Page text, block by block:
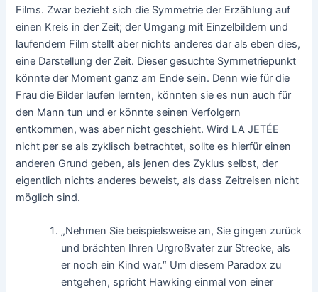
Films. Zwar bezieht sich die Symmetrie der Erzählung auf
einen Kreis in der Zeit; der Umgang mit Einzelbildern und
laufendem Film stellt aber nichts anderes dar als eben dies,
eine Darstellung der Zeit. Dieser gesuchte Symmetriepunkt
könnte der Moment ganz am Ende sein. Denn wie für die
Frau die Bilder laufen lernten, könnten sie es nun auch für
den Mann tun und er könnte seinen Verfolgern
entkommen, was aber nicht geschieht. Wird LA JETÉE
nicht per se als zyklisch betrachtet, sollte es hierfür einen
anderen Grund geben, als jenen des Zyklus selbst, der
eigentlich nichts anderes beweist, als dass Zeitreisen nicht
möglich sind.
„Nehmen Sie beispielsweise an, Sie gingen zurück
und brächten Ihren Urgroßvater zur Strecke, als
er noch ein Kind war.“ Um diesem Paradox zu
entgehen, spricht Hawking einmal von einer